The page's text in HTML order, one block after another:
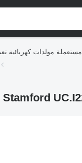
مستعملة مولدات كهربائية